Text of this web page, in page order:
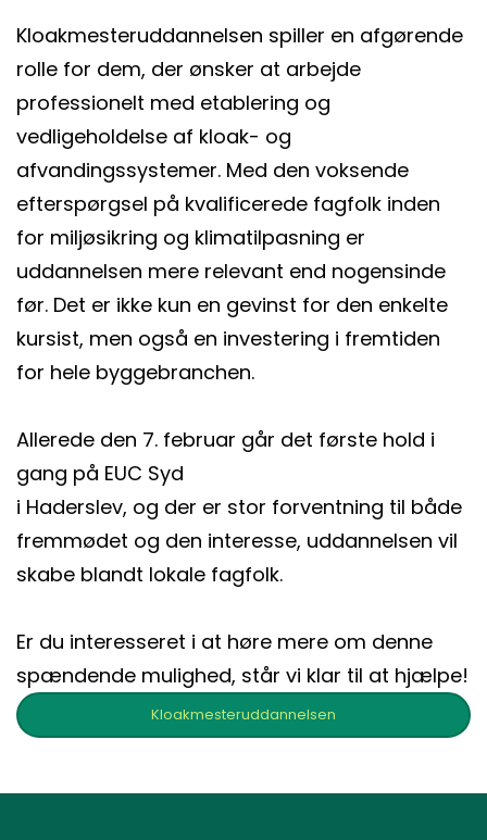
Kloakmesteruddannelsen spiller en afgørende
rolle for dem, der ønsker at arbejde
professionelt med etablering og
vedligeholdelse af kloak- og
afvandingssystemer. Med den voksende
efterspørgsel på kvalificerede fagfolk inden
for miljøsikring og klimatilpasning er
uddannelsen mere relevant end nogensinde
før. Det er ikke kun en gevinst for den enkelte
kursist, men også en investering i fremtiden
for hele byggebranchen.
Allerede den 7. februar går det første hold i
gang på EUC Syd
i Haderslev, og der er stor forventning til både
fremmødet og den interesse, uddannelsen vil
skabe blandt lokale fagfolk.
Er du interesseret i at høre mere om denne
spændende mulighed, står vi klar til at hjælpe!
Kloakmesteruddannelsen